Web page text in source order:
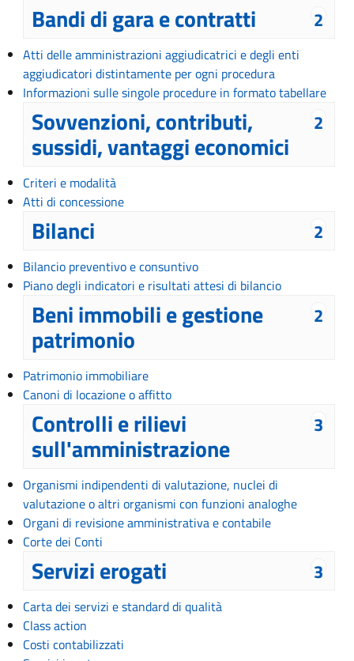
2
Bandi di gara e contratti
Atti delle amministrazioni aggiudicatrici e degli enti
aggiudicatori distintamente per ogni procedura
Informazioni sulle singole procedure in formato tabellare
2
Sovvenzioni, contributi,
sussidi, vantaggi economici
Criteri e modalità
Atti di concessione
2
Bilanci
Bilancio preventivo e consuntivo
Piano degli indicatori e risultati attesi di bilancio
2
Beni immobili e gestione
patrimonio
Patrimonio immobiliare
Canoni di locazione o affitto
3
Controlli e rilievi
sull'amministrazione
Organismi indipendenti di valutazione, nuclei di
valutazione o altri organismi con funzioni analoghe
Organi di revisione amministrativa e contabile
Corte dei Conti
3
Servizi erogati
Carta dei servizi e standard di qualità
Class action
Costi contabilizzati